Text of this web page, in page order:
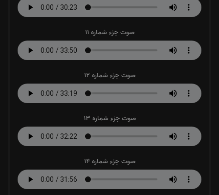
صوت جزء شماره 11
صوت جزء شماره 12
صوت جزء شماره 13
صوت جزء شماره 14